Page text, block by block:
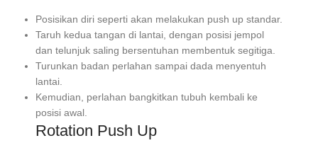
Posisikan diri seperti akan melakukan push up standar.
Taruh kedua tangan di lantai, dengan posisi jempol
dan telunjuk saling bersentuhan membentuk segitiga.
Turunkan badan perlahan sampai dada menyentuh
lantai.
Kemudian, perlahan bangkitkan tubuh kembali ke
posisi awal.
Rotation Push Up